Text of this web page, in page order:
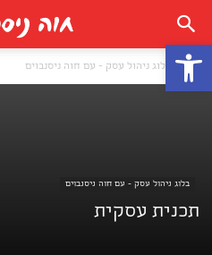
פתח סרגל נגישות
בית בלוג ניהול עסק - עם חוה ניסנבוים
בלוג ניהול עסק - עם חוה ניסנבוים
תכנית עסקית